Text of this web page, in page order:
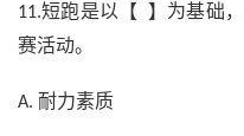
11.短跑是以【 】为基础
赛活动。
A. 耐力素质